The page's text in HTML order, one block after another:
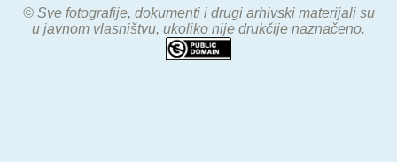
© Sve fotografije, dokumenti i drugi arhivski materijali su
u javnom vlasništvu, ukoliko nije drukčije naznačeno.